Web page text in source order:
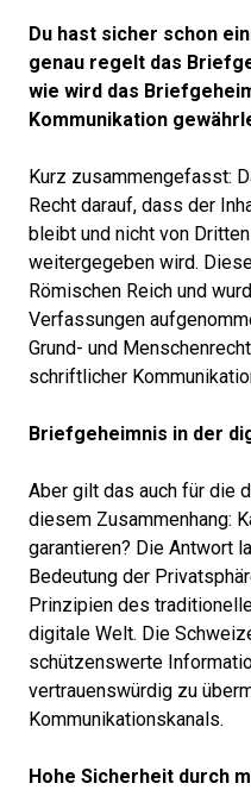
Du hast sicher schon
genau regelt das
wie wird das
Kommunikation
Kurz zusammengefasst:
Recht darauf, dass der
bleibt und nicht von
weitergegeben wird.
Römischen Reich und
Verfassungen
Grund- und
schriftlicher
Briefgeheimnis in der
Aber gilt das auch für die
diesem Zusammenhang:
garantieren? Die Antwort
Bedeutung der
Prinzipien des
digitale Welt. Die
schützenswerte
vertrauenswürdig zu
Kommunikationskanals.
Hohe Sicherheit durch